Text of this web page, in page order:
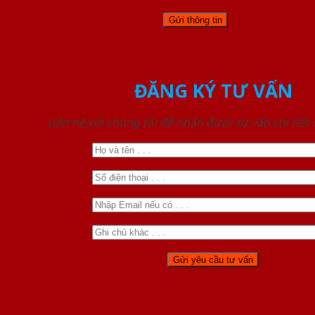
ĐĂNG KÝ TƯ VẤN
Liên hệ với chúng tôi để nhận được tư vấn chi tiết